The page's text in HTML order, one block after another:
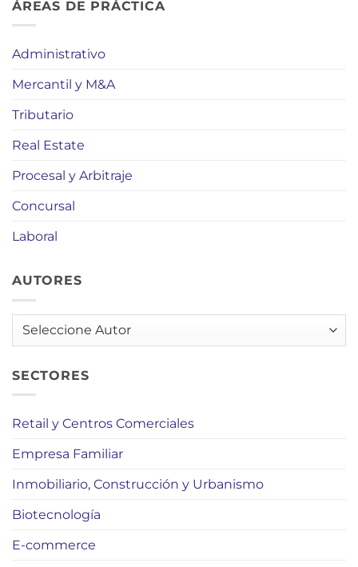
ÁREAS DE PRÁCTICA
Administrativo
Mercantil y M&A
Tributario
Real Estate
Procesal y Arbitraje
Concursal
Laboral
AUTORES
AUTORES
SECTORES
Retail y Centros Comerciales
Empresa Familiar
Inmobiliario, Construcción y Urbanismo
Biotecnología
E-commerce